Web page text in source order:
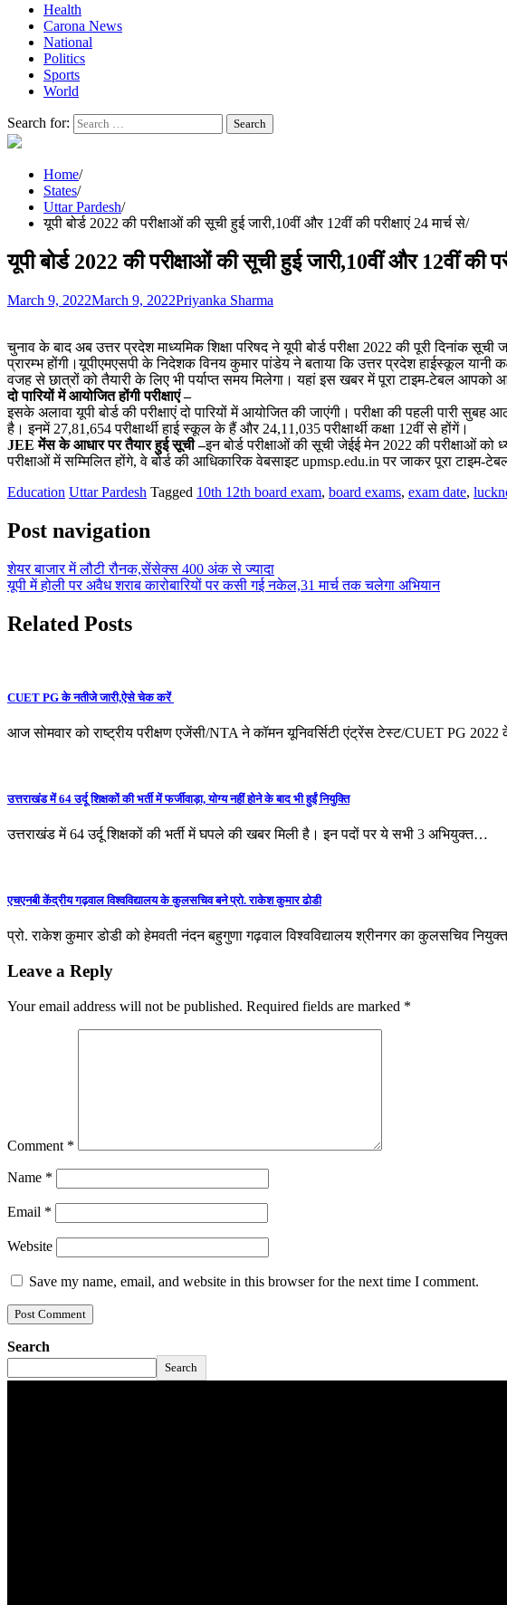
Health
Carona News
National
Politics
Sports
World
Search for:
Home
States
Uttar Pardesh
यूपी बोर्ड 2022 की परीक्षाओं की सूची हुई जारी,10वीं और 12वीं की परीक्षाएं 24 मार्च से
यूपी बोर्ड 2022 की परीक्षाओं की सूची हुई जारी,10वीं और 12वीं की
March 9, 2022March 9, 2022Priyanka Sharma
चुनाव के बाद अब उत्तर प्रदेश माध्यमिक शिक्षा परिषद ने यूपी बोर्ड परीक्षा 2022 की पूरी दिनांक
प्रारम्भ होंगी।यूपीएमएसपी के निदेशक विनय कुमार पांडेय ने बताया कि उत्तर प्रदेश हाईस्कूल यानी
वजह से छात्रों को तैयारी के लिए भी पर्याप्त समय मिलेगा। यहां इस खबर में पूरा टाइम-टेबल
दो पारियों में आयोजित होंगी परीक्षाएं –
इसके अलावा यूपी बोर्ड की परीक्षाएं दो पारियों में आयोजित की जाएंगी। परीक्षा की पहली पारी
है। इनमें 27,81,654 परीक्षार्थी हाई स्कूल के हैं और 24,11,035 परीक्षार्थी कक्षा 12वीं से होंगें।
JEE मेंस के आधार पर तैयार हुई सूची –इन बोर्ड परीक्षाओं की सूची जेईई मेन 2022 की परीक्षाओं
परीक्षाओं में सम्मिलित होंगे, वे बोर्ड की आधिकारिक वेबसाइट upmsp.edu.in पर जाकर पूरा
Education Uttar Pardesh Tagged 10th 12th board exam, board exams, exam date,
Post navigation
शेयर बाजार में लौटी रौनक,सेंसेक्स 400 अंक से ज्यादा
यूपी में होली पर अवैध शराब कारोबारियों पर कसी गई नकेल,31 मार्च तक चलेगा अभियान
Related Posts
CUET PG के नतीजे जारी,ऐसे चेक करें
आज सोमवार को राष्ट्रीय परीक्षण एजेंसी/NTA ने कॉमन यूनिवर्सिटी एंट्रेंस टेस्ट/CUET PG
उत्तराखंड में 64 उर्दू शिक्षकों की भर्ती में फर्जीवाड़ा, योग्य नहीं होने के बाद भी हुईं नियुक्ति
उत्तराखंड में 64 उर्दू शिक्षकों की भर्ती में घपले की खबर मिली है। इन पदों पर ये सभी 3 अभियुक्त…
एचएनबी केंद्रीय गढ़वाल विश्वविद्यालय के कुलसचिव बने प्रो. राकेश कुमार ढोडी
प्रो. राकेश कुमार डोडी को हेमवती नंदन बहुगुणा गढ़वाल विश्वविद्यालय श्रीनगर का कुलसचिव
Leave a Reply
Your email address will not be published. Required fields are marked *
Comment *
Name *
Email *
Website
Save my name, email, and website in this browser for the next time I comment.
Search
Search